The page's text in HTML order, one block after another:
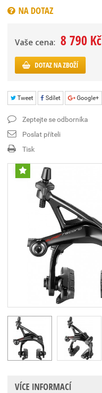
NA DOTAZ
Vaše cena: 8 790 Kč
DOTAZ NA ZBOŽÍ
Tweet Sdílet Google+
Zeptejte se odborníka
Poslat příteli
Tisk
VÍCE INFORMACÍ